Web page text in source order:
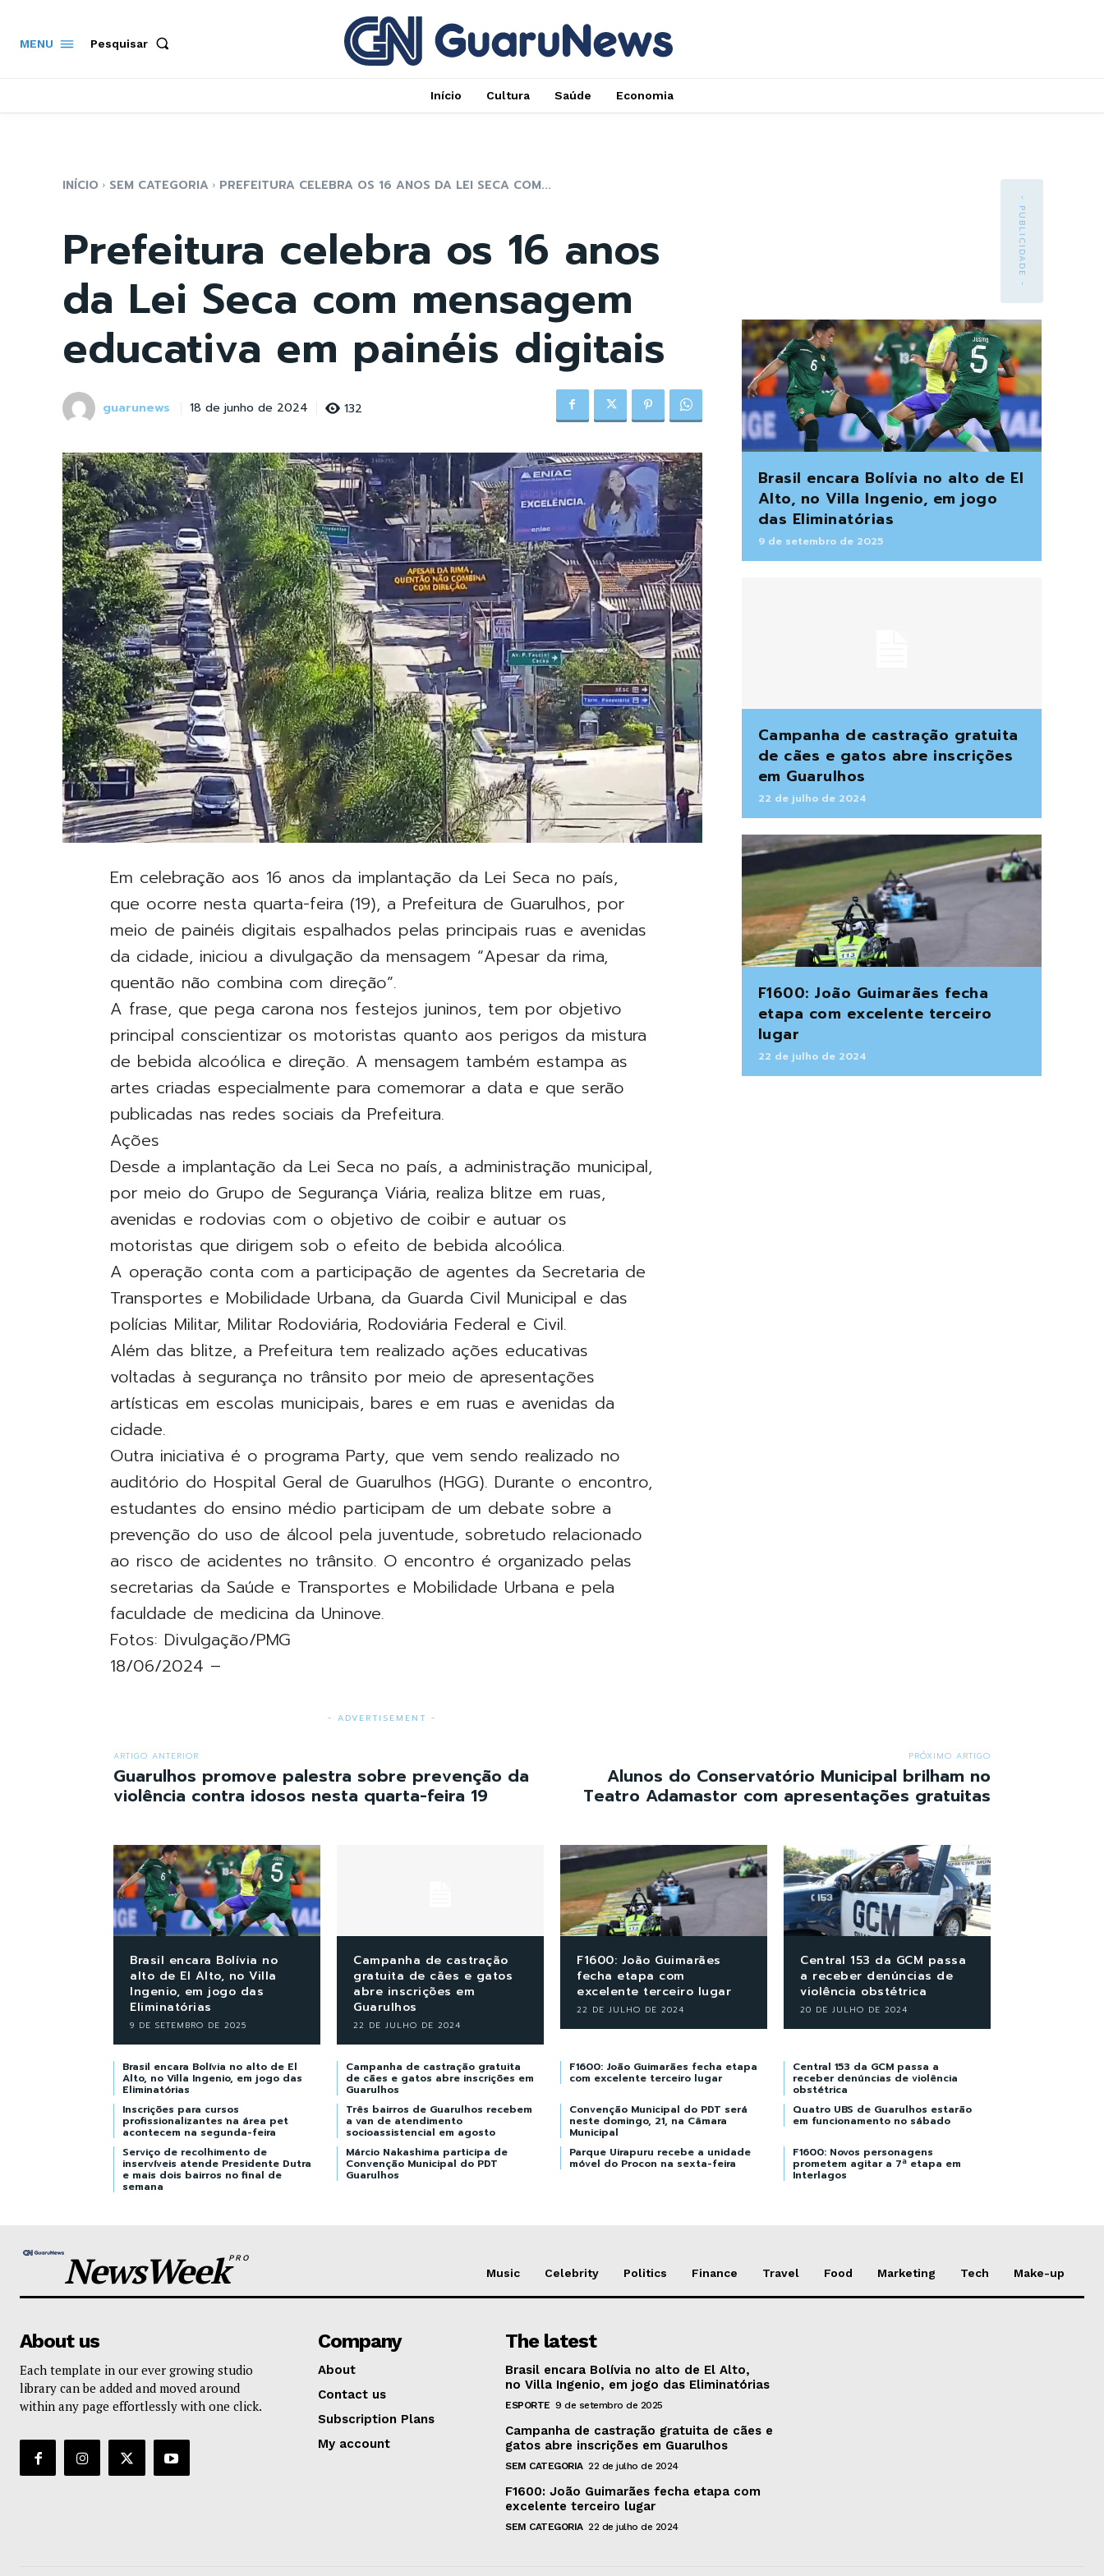
MENU Pesquisar
Início Cultura Saúde Economia
INÍCIO SEM CATEGORIA PREFEITURA CELEBRA OS 16 ANOS DA LEI SECA COM...
Prefeitura celebra os 16 anos
da Lei Seca com mensagem
educativa em painéis digitais
guarunews 18 de junho de 2024 132
Em celebração aos 16 anos da implantação da Lei Seca no país,
que ocorre nesta quarta-feira (19), a Prefeitura de Guarulhos, por
meio de painéis digitais espalhados pelas principais ruas e avenidas
da cidade, iniciou a divulgação da mensagem “Apesar da rima,
quentão não combina com direção”.
A frase, que pega carona nos festejos juninos, tem por objetivo
principal conscientizar os motoristas quanto aos perigos da mistura
de bebida alcoólica e direção. A mensagem também estampa as
artes criadas especialmente para comemorar a data e que serão
publicadas nas redes sociais da Prefeitura.
Ações
Desde a implantação da Lei Seca no país, a administração municipal,
por meio do Grupo de Segurança Viária, realiza blitze em ruas,
avenidas e rodovias com o objetivo de coibir e autuar os
motoristas que dirigem sob o efeito de bebida alcoólica.
A operação conta com a participação de agentes da Secretaria de
Transportes e Mobilidade Urbana, da Guarda Civil Municipal e das
polícias Militar, Militar Rodoviária, Rodoviária Federal e Civil.
Além das blitze, a Prefeitura tem realizado ações educativas
voltadas à segurança no trânsito por meio de apresentações
artísticas em escolas municipais, bares e em ruas e avenidas da
cidade.
Outra iniciativa é o programa Party, que vem sendo realizado no
auditório do Hospital Geral de Guarulhos (HGG). Durante o encontro,
estudantes do ensino médio participam de um debate sobre a
prevenção do uso de álcool pela juventude, sobretudo relacionado
ao risco de acidentes no trânsito. O encontro é organizado pelas
secretarias da Saúde e Transportes e Mobilidade Urbana e pela
faculdade de medicina da Uninove.
Fotos: Divulgação/PMG
18/06/2024 –
- ADVERTISEMENT -
- PUBLICIDADE -
Brasil encara Bolívia no alto de El
Alto, no Villa Ingenio, em jogo
das Eliminatórias
9 de setembro de 2025
Campanha de castração gratuita
de cães e gatos abre inscrições
em Guarulhos
22 de julho de 2024
F1600: João Guimarães fecha
etapa com excelente terceiro
lugar
22 de julho de 2024
ARTIGO ANTERIOR
Guarulhos promove palestra sobre prevenção da
violência contra idosos nesta quarta-feira 19
PRÓXIMO ARTIGO
Alunos do Conservatório Municipal brilham no
Teatro Adamastor com apresentações gratuitas
Brasil encara Bolívia no
alto de El Alto, no Villa
Ingenio, em jogo das
Eliminatórias
9 DE SETEMBRO DE 2025
Campanha de castração
gratuita de cães e gatos
abre inscrições em
Guarulhos
22 DE JULHO DE 2024
F1600: João Guimarães
fecha etapa com
excelente terceiro lugar
22 DE JULHO DE 2024
Central 153 da GCM passa
a receber denúncias de
violência obstétrica
20 DE JULHO DE 2024
Brasil encara Bolívia no alto de El
Alto, no Villa Ingenio, em jogo das
Eliminatórias
Campanha de castração gratuita
de cães e gatos abre inscrições em
Guarulhos
F1600: João Guimarães fecha etapa
com excelente terceiro lugar
Central 153 da GCM passa a
receber denúncias de violência
obstétrica
Inscrições para cursos
profissionalizantes na área pet
acontecem na segunda-feira
Três bairros de Guarulhos recebem
a van de atendimento
socioassistencial em agosto
Convenção Municipal do PDT será
neste domingo, 21, na Câmara
Municipal
Quatro UBS de Guarulhos estarão
em funcionamento no sábado
Serviço de recolhimento de
inservíveis atende Presidente Dutra
e mais dois bairros no final de
semana
Márcio Nakashima participa de
Convenção Municipal do PDT
Guarulhos
Parque Uirapuru recebe a unidade
móvel do Procon na sexta-feira
F1600: Novos personagens
prometem agitar a 7ª etapa em
Interlagos
NewsWeekPRO
Music Celebrity Politics Finance Travel Food Marketing Tech Make-up
About us
Each template in our ever growing studio
library can be added and moved around
within any page effortlessly with one click.
Company
About
Contact us
Subscription Plans
My account
The latest
Brasil encara Bolívia no alto de El Alto,
no Villa Ingenio, em jogo das Eliminatórias
ESPORTE 9 de setembro de 2025
Campanha de castração gratuita de cães e
gatos abre inscrições em Guarulhos
SEM CATEGORIA 22 de julho de 2024
F1600: João Guimarães fecha etapa com
excelente terceiro lugar
SEM CATEGORIA 22 de julho de 2024